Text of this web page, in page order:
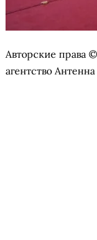
Авторские права
агентство Антенна